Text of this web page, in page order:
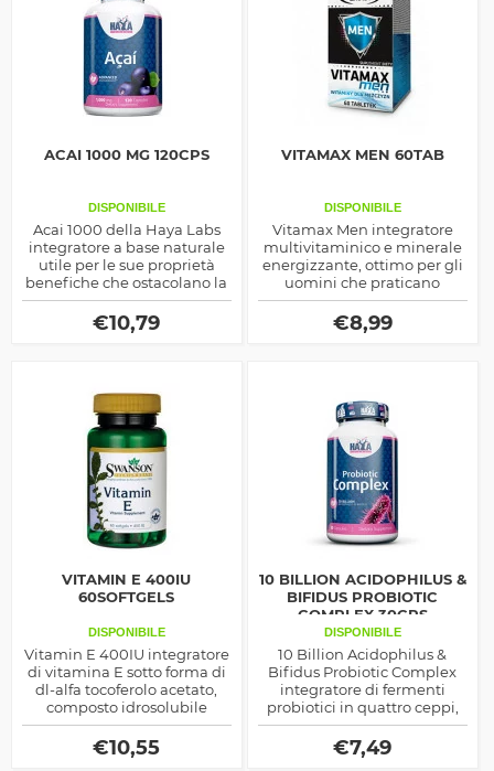
ACAI 1000 MG 120CPS
DISPONIBILE
Acai 1000 della Haya Labs
integratore a base naturale
utile per le sue proprietà
benefiche che ostacolano la
formazione dei radicali liberi
e aumentano le difese
immunitarie.
€10,79
VITAMAX MEN 60TAB
DISPONIBILE
Vitamax Men integratore
multivitaminico e minerale
energizzante, ottimo per gli
uomini che praticano
intense attività sportive,
contiene micronutrienti ed
estratti vegetali
€8,99
VITAMIN E 400IU
60SOFTGELS
DISPONIBILE
Vitamin E 400IU integratore
di vitamina E sotto forma di
dl-alfa tocoferolo acetato,
composto idrosolubile
ottimo per diminuire lo
stress ossidativo da radicali
liberi
€10,55
10 BILLION ACIDOPHILUS &
BIFIDUS PROBIOTIC
COMPLEX 30CPS
DISPONIBILE
10 Billion Acidophilus &
Bifidus Probiotic Complex
integratore di fermenti
probiotici in quattro ceppi,
ottimo per il sistema
immunitario e per la
funzionalità digestiva
€7,49